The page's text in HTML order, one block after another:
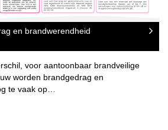
en brandwerendheid
voor aantoonbaar brandveilige
worden brandgedrag en
te vaak op…